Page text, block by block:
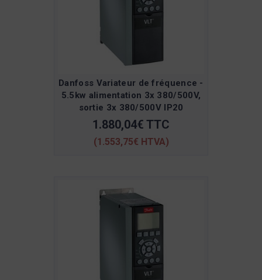
Danfoss Variateur de fréquence -
5.5kw alimentation 3x 380/500V,
sortie 3x 380/500V IP20
1.880,04€ TTC
(1.553,75€ HTVA)